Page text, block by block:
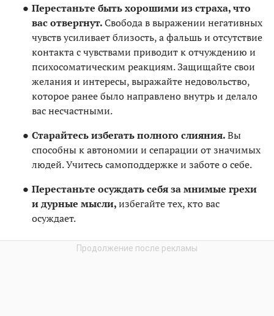
Перестаньте быть хорошими из страха, что
вас отвергнут.Свобода в выражении негативных
чувств усиливает близость, а фальшь и отсутствие
контакта с чувствами приводит к отчуждению и
психосоматическим реакциям. Защищайте свои
желания и интересы, выражайте недовольство,
которое ранее было направлено внутрь и делало
вас несчастными.
Старайтесь избегать полного слияния.Вы
способны к автономии и сепарации от значимых
людей. Учитесь самоподдержке и заботе о себе.
Перестаньте осуждать себя за мнимые грехи
и дурные мысли,избегайте тех, кто вас
осуждает.